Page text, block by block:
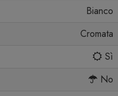
Bianco
Cromata
Sì
No